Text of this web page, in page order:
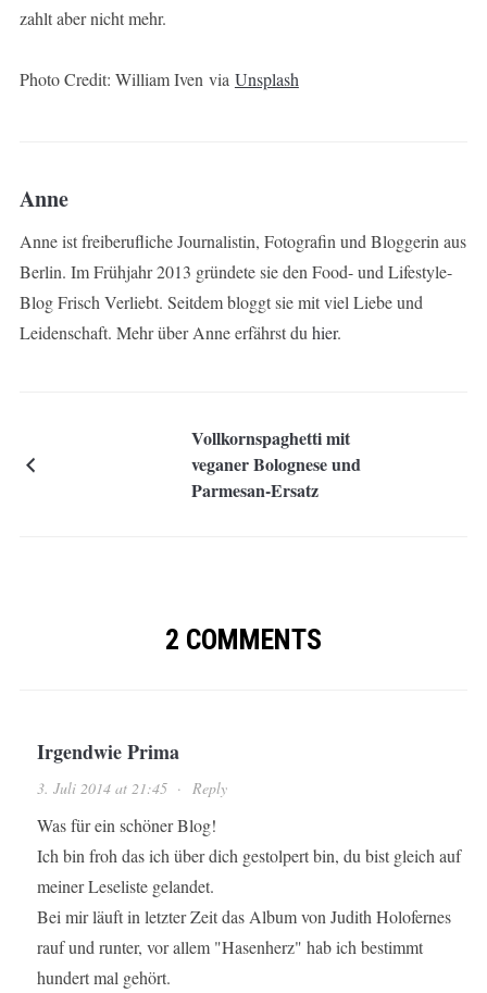
zahlt aber nicht mehr.
Photo Credit: William Iven via Unsplash
Anne
Anne ist freiberufliche Journalistin, Fotografin und Bloggerin aus
Berlin. Im Frühjahr 2013 gründete sie den Food- und Lifestyle-
Blog Frisch Verliebt. Seitdem bloggt sie mit viel Liebe und
Leidenschaft. Mehr über Anne erfährst du hier.
Vollkornspaghetti mit
veganer Bolognese und
Parmesan-Ersatz
2 COMMENTS
Irgendwie Prima
3. Juli 2014 at 21:45· Reply
Was für ein schöner Blog!
Ich bin froh das ich über dich gestolpert bin, du bist gleich auf
meiner Leseliste gelandet.
Bei mir läuft in letzter Zeit das Album von Judith Holofernes
rauf und runter, vor allem "Hasenherz" hab ich bestimmt
hundert mal gehört.